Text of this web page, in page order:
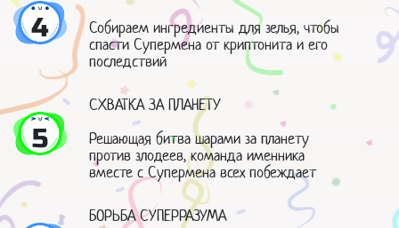
4
Собираем ингредиенты для зелья, чтобы
спасти Супермена от криптонита и его
последствий
5
СХВАТКА ЗА ПЛАНЕТУ
Решающая битва шарами за планету
против злодеев, команда именника
вместе с Супермена всех побеждает
БОРЬБА СУПЕРРАЗУМА